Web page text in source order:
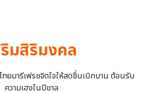
มสิริมงคล
ยมารีเฟรชจิตใจให้สดชื่นเบิกบาน ต้อนรับ
ความเฮงในปีขาล